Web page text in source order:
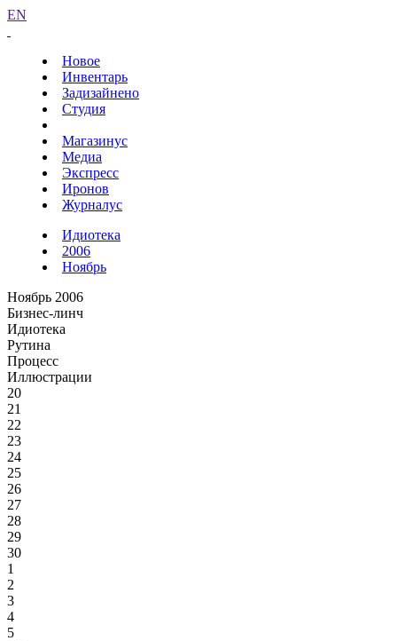
EN
Новое
Инвентарь
Задизайнено
Студия
Магазинус
Медиа
Экспресс
Иронов
Журналус
Идиотека
2006
Ноябрь
Ноябрь 2006
Бизнес-линч
Идиотека
Рутина
Процесс
Иллюстрации
20
21
22
23
24
25
26
27
28
29
30
1
2
3
4
5